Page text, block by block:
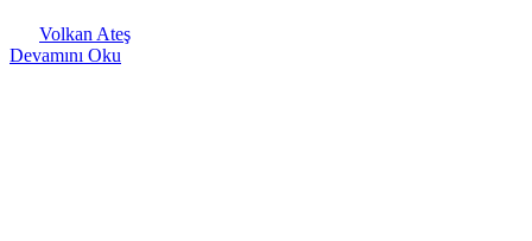
Volkan Ateş
Devamını Oku